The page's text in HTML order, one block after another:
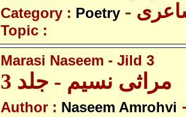
Category : Poetry
Topic :
Marasi Naseem - Jild 3
مراثی نسیم - جلد 3
Author : Naseem Amrohvi